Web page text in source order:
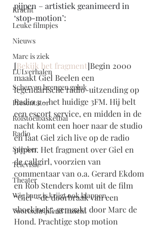
Kracht
Leuke filmpjes
Nieuws
Marc is ziek
LULverhalen
Scherven brengen geluk
Presentator
Rolstoelbasketbal
Radio
Spreker
Televisie
Theater
Wie bang is krijgt ook klappen
Voortschrijdend Inzicht
pijpen – artistiek geanimeerd in
‘stop-motion’:
[Bekijk het fragment]Begin 2000
maakt Giel Beelen een
legendarische radio-uitzending op
Radio 3 – het huidige 3FM. Hij belt
een escort service, en midden in de
nacht komt een hoer naar de studio
en laat Giel zich live op de radio
pijpen. Het fragment over Giel en
de callgirl, voorzien van
commentaar van o.a. Gerard Ekdom
en Rob Stenders komt uit de film
“Giel – de doorbraak van een
shockjock“, gemaakt door Marc de
Hond. Prachtige stop motion